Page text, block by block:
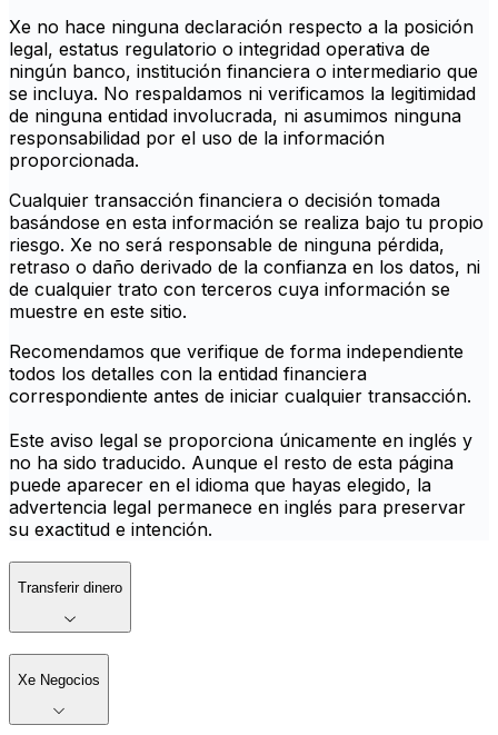
Xe no hace ninguna declaración respecto a la posición
legal, estatus regulatorio o integridad operativa de
ningún banco, institución financiera o intermediario que
se incluya. No respaldamos ni verificamos la legitimidad
de ninguna entidad involucrada, ni asumimos ninguna
responsabilidad por el uso de la información
proporcionada.
Cualquier transacción financiera o decisión tomada
basándose en esta información se realiza bajo tu propio
riesgo. Xe no será responsable de ninguna pérdida,
retraso o daño derivado de la confianza en los datos, ni
de cualquier trato con terceros cuya información se
muestre en este sitio.
Recomendamos que verifique de forma independiente
todos los detalles con la entidad financiera
correspondiente antes de iniciar cualquier transacción.
Este aviso legal se proporciona únicamente en inglés y
no ha sido traducido. Aunque el resto de esta página
puede aparecer en el idioma que hayas elegido, la
advertencia legal permanece en inglés para preservar
su exactitud e intención.
Transferir dinero
Xe Negocios